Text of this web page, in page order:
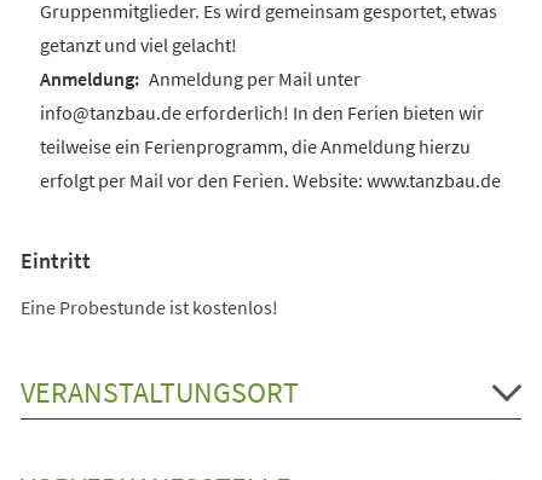
Gruppenmitglieder. Es wird gemeinsam gesportet, etwas
getanzt und viel gelacht!
Anmeldung per Mail unter
info@tanzbau.de erforderlich! In den Ferien bieten wir
teilweise ein Ferienprogramm, die Anmeldung hierzu
erfolgt per Mail vor den Ferien. Website: www.tanzbau.de
Eintritt
Eine Probestunde ist kostenlos!
VERANSTALTUNGSORT